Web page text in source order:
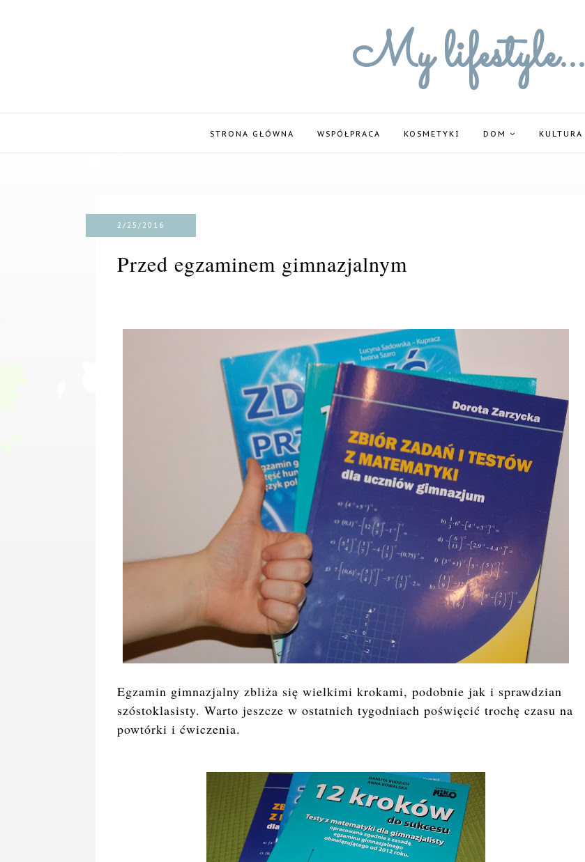
My lifestyle...
STRONA GŁÓWNA WSPÓŁPRACA KOSMETYKI DOM KULTURA
2/25/2016
Przed egzaminem gimnazjalnym
Egzamin gimnazjalny zbliża się wielkimi krokami, podobnie jak i sprawdzian
szóstoklasisty. Warto jeszcze w ostatnich tygodniach poświęcić trochę czasu na
powtórki i ćwiczenia.